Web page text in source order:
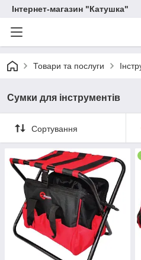
Інтернет-магазин "Катушка"
Товари та послуги
Сумки для інструментів
Сортування